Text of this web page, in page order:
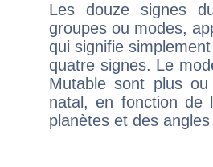
Les douze signes
groupes ou modes,
qui signifie
quatre signes. Le
Mutable sont plus
natal, en fonction de
planètes et des